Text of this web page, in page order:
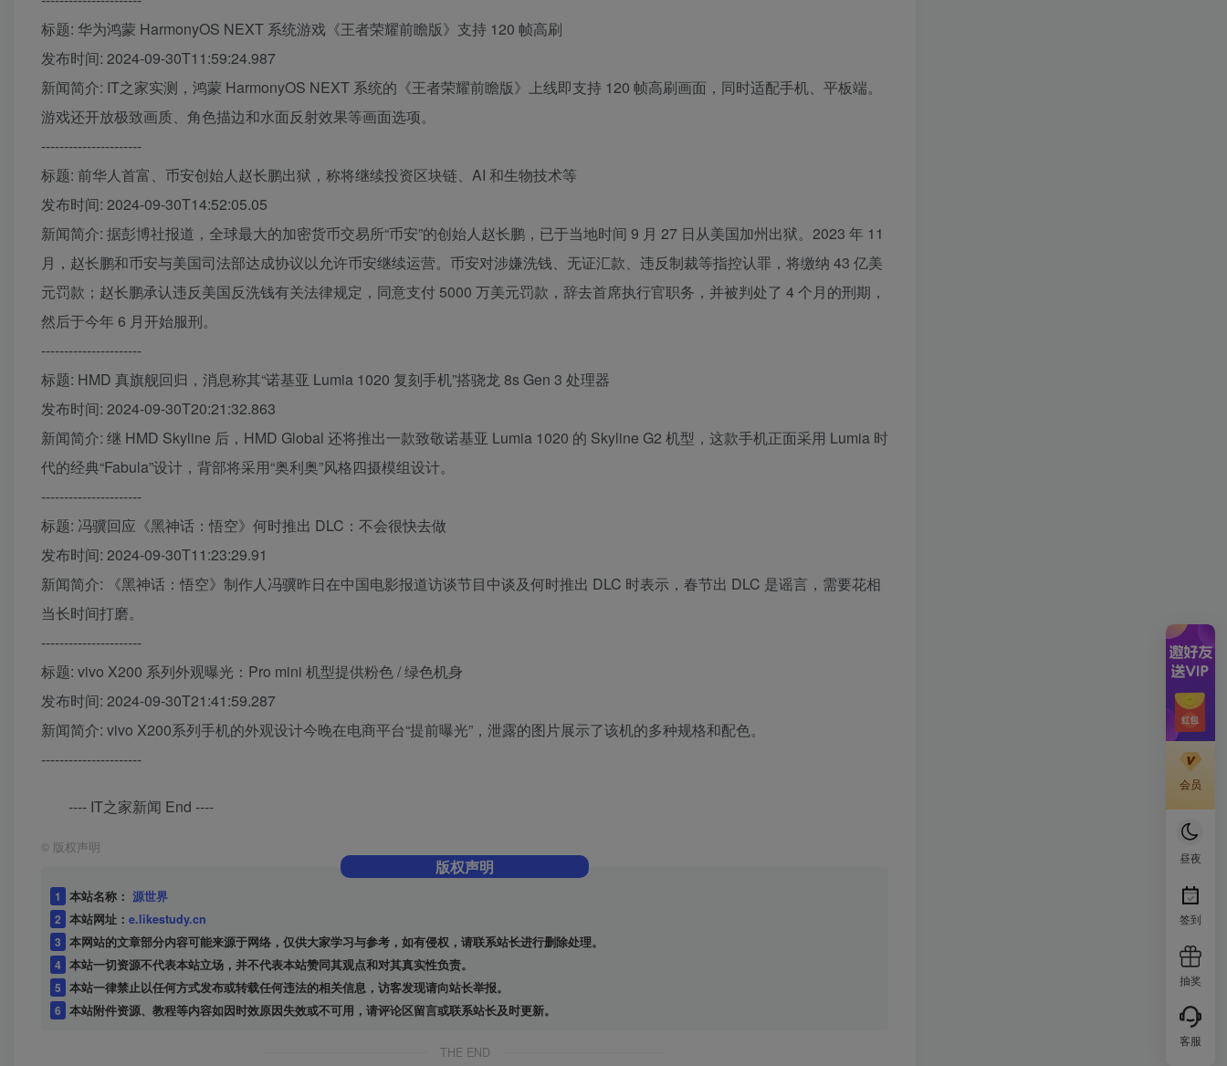
标题: 华为鸿蒙 HarmonyOS NEXT 系统游戏《王者荣耀前瞻版》支持 120 帧高刷
发布时间: 2024-09-30T11:59:24.987
新闻简介: IT之家实测，鸿蒙 HarmonyOS NEXT 系统的《王者荣耀前瞻版》上线即支持 120 帧高刷画面，同时适配手机、平板端。
游戏还开放极致画质、角色描边和水面反射效果等画面选项。
----------------------
标题: 前华人首富、币安创始人赵长鹏出狱，称将继续投资区块链、AI 和生物技术等
发布时间: 2024-09-30T14:52:05.05
新闻简介: 据彭博社报道，全球最大的加密货币交易所“币安”的创始人赵长鹏，已于当地时间 9 月 27 日从美国加州出狱。2023 年 11
月，赵长鹏和币安与美国司法部达成协议以允许币安继续运营。币安对涉嫌洗钱、无证汇款、违反制裁等指控认罪，将缴纳 43 亿美
元罚款；赵长鹏承认违反美国反洗钱有关法律规定，同意支付 5000 万美元罚款，辞去首席执行官职务，并被判处了 4 个月的刑期，
然后于今年 6 月开始服刑。
----------------------
标题: HMD 真旗舰回归，消息称其“诺基亚 Lumia 1020 复刻手机”搭骁龙 8s Gen 3 处理器
发布时间: 2024-09-30T20:21:32.863
新闻简介: 继 HMD Skyline 后，HMD Global 还将推出一款致敬诺基亚 Lumia 1020 的 Skyline G2 机型，这款手机正面采用 Lumia 时
代的经典“Fabula”设计，背部将采用“奥利奥”风格四摄模组设计。
----------------------
标题: 冯骥回应《黑神话：悟空》何时推出 DLC：不会很快去做
发布时间: 2024-09-30T11:23:29.91
新闻简介: 《黑神话：悟空》制作人冯骥昨日在中国电影报道访谈节目中谈及何时推出 DLC 时表示，春节出 DLC 是谣言，需要花相
当长时间打磨。
----------------------
标题: vivo X200 系列外观曝光：Pro mini 机型提供粉色 / 绿色机身
发布时间: 2024-09-30T21:41:59.287
新闻简介: vivo X200系列手机的外观设计今晚在电商平台“提前曝光”，泄露的图片展示了该机的多种规格和配色。
----------------------
---- IT之家新闻 End ----
© 版权声明
版权声明
1 本站名称： 源世界
2 本站网址： e.likestudy.cn
3 本网站的文章部分内容可能来源于网络，仅供大家学习与参考，如有侵权，请联系站长进行删除处理。
4 本站一切资源不代表本站立场，并不代表本站赞同其观点和对其真实性负责。
5 本站一律禁止以任何方式发布或转载任何违法的相关信息，访客发现请向站长举报。
6 本站附件资源、教程等内容如因时效原因失效或不可用，请评论区留言或联系站长及时更新。
THE END
会员
昼夜
签到
抽奖
客服